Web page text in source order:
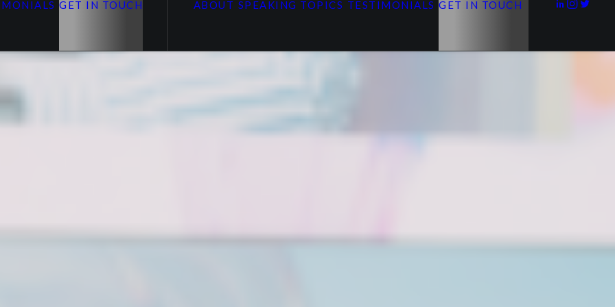
GET IN TOUCH ABOUT SPEAKING TOPICS TESTIMONIALS GET IN TOUCH